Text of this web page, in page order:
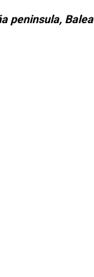
peninsula,